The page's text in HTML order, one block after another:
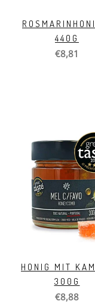
440G
€8,81
HONIG MIT
300G
€8,88